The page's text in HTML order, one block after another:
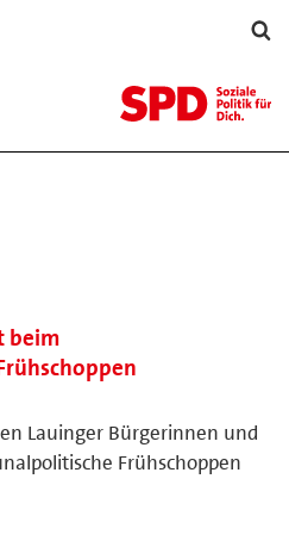
beim
Lauinger Bürgerinnen und
Frühschoppen